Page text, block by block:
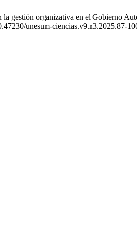
gestión organizativa en el Gobierno
unesum-ciencias.v9.n3.2025.87-